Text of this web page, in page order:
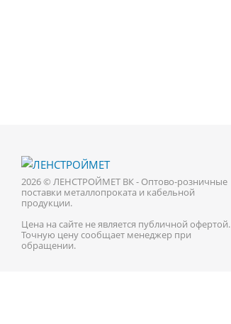
2026 © ЛЕНСТРОЙМЕТ ВК - Оптово-розничные
поставки металлопроката и кабельной
продукции.
Цена на сайте не является публичной офертой.
Точную цену сообщает менеджер при
обращении.